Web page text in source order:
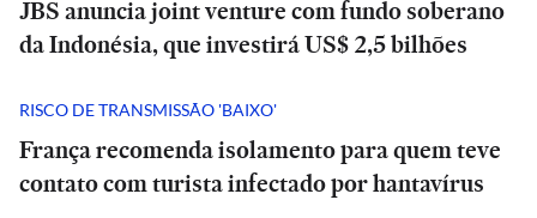
JBS anuncia joint venture com fundo soberano
da Indonésia, que investirá US$ 2,5 bilhões
RISCO DE TRANSMISSÃO 'BAIXO'
França recomenda isolamento para quem teve
contato com turista infectado por hantavírus